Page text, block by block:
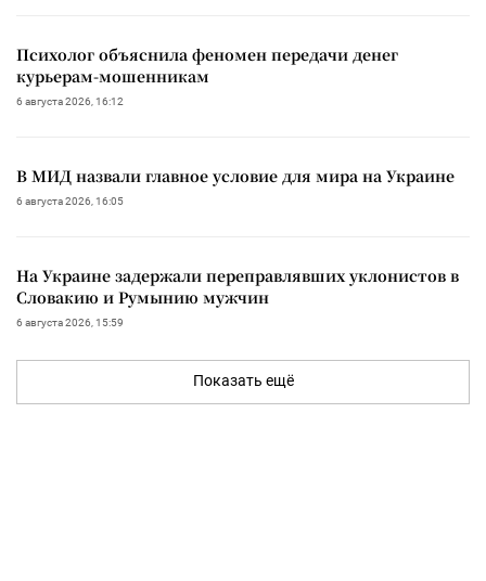
Психолог объяснила феномен передачи денег
курьерам-мошенникам
6 августа 2026, 16:12
В МИД назвали главное условие для мира на Украине
6 августа 2026, 16:05
На Украине задержали переправлявших уклонистов в
Словакию и Румынию мужчин
6 августа 2026, 15:59
Показать ещё